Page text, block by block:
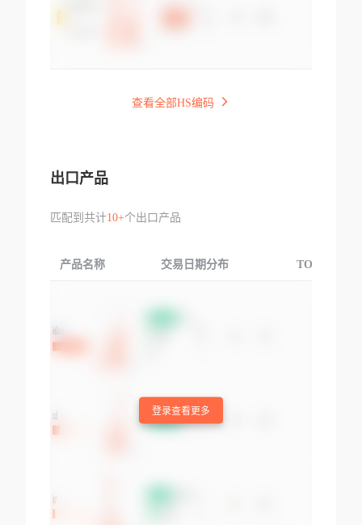
查看全部HS编码
出口产品
匹配到共计10+个出口产品
产品名称 交易日期分布 TOP3交易国
登录查看更多